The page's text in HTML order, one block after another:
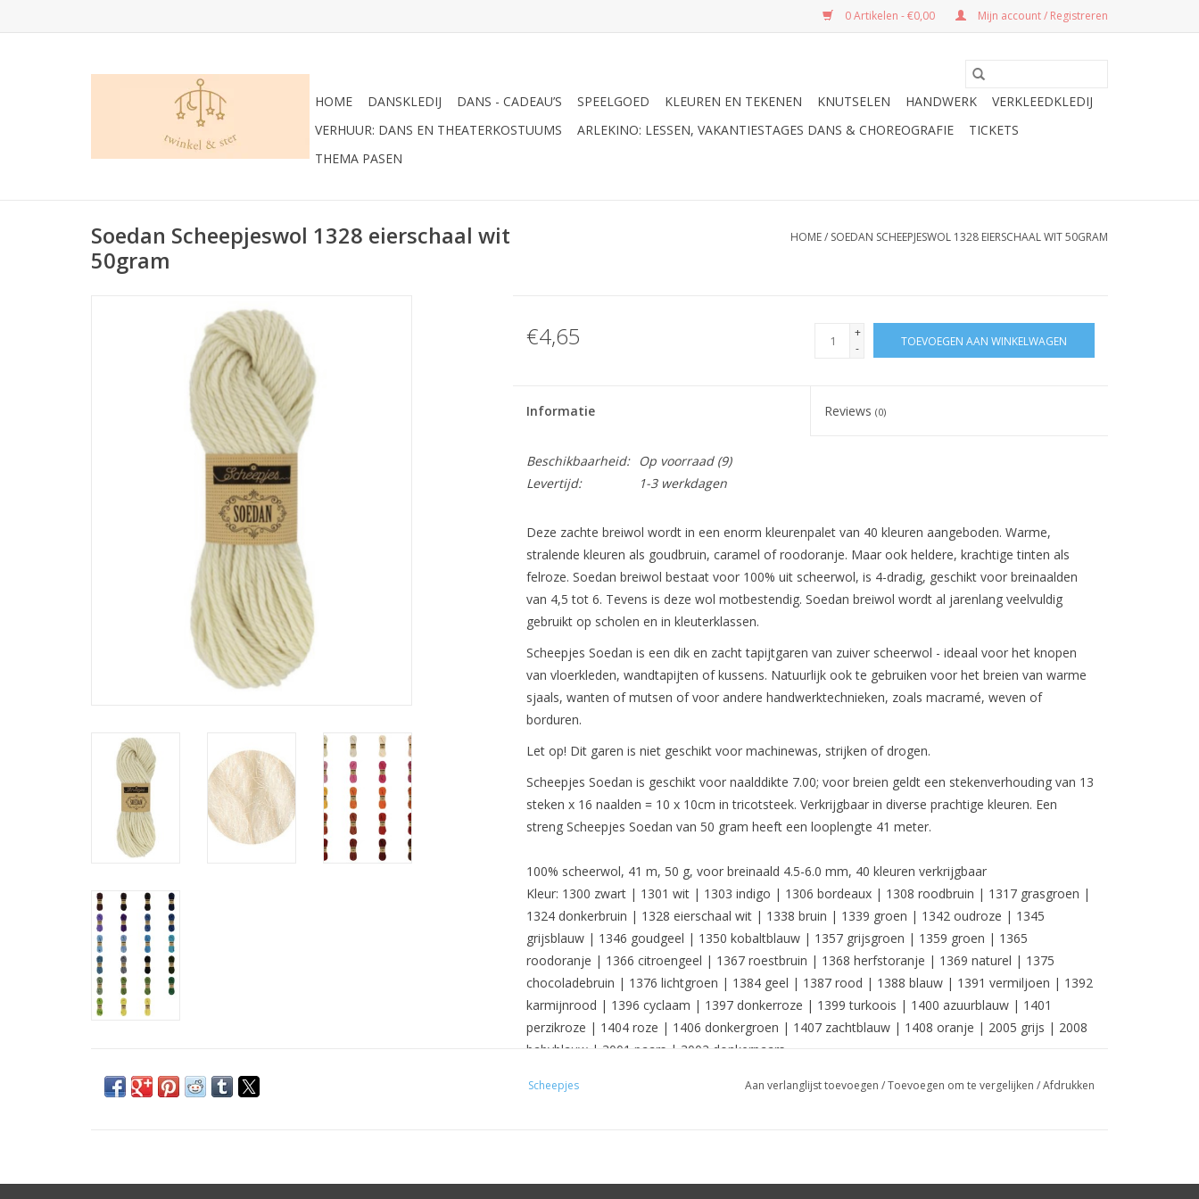
0 Artikelen - €0,00 Mijn account / Registreren
HOME DANSKLEDIJ DANS - CADEAU’S SPEELGOED KLEUREN EN TEKENEN KNUTSELEN HANDWERK
VERKLEEDKLEDIJ
VERHUUR: DANS EN THEATERKOSTUUMS
ARLEKINO: LESSEN, VAKANTIESTAGES DANS & CHOREOGRAFIE
TICKETS
THEMA PASEN
Soedan Scheepjeswol 1328 eierschaal wit
50gram
HOME/ SOEDAN SCHEEPJESWOL 1328 EIERSCHAAL WIT 50GRAM
€4,65
+
-
TOEVOEGEN AAN WINKELWAGEN
Informatie Reviews(0)
Beschikbaarheid: Op voorraad(9)
Levertijd:
1-3 werkdagen
Deze zachte breiwol wordt in een enorm kleurenpalet van 40 kleuren aangeboden. Warme,
stralende kleuren als goudbruin, caramel of roodoranje. Maar ook heldere, krachtige tinten als
felroze. Soedan breiwol bestaat voor 100% uit scheerwol, is 4-dradig, geschikt voor breinaalden
van 4,5 tot 6. Tevens is deze wol motbestendig. Soedan breiwol wordt al jarenlang veelvuldig
gebruikt op scholen en in kleuterklassen.
Scheepjes Soedan is een dik en zacht tapijtgaren van zuiver scheerwol - ideaal voor het knopen
van vloerkleden, wandtapijten of kussens. Natuurlijk ook te gebruiken voor het breien van warme
sjaals, wanten of mutsen of voor andere handwerktechnieken, zoals macramé, weven of
borduren.
Let op! Dit garen is niet geschikt voor machinewas, strijken of drogen.
Scheepjes Soedan is geschikt voor naalddikte 7.00; voor breien geldt een stekenverhouding van 13
steken x 16 naalden = 10 x 10cm in tricotsteek. Verkrijgbaar in diverse prachtige kleuren. Een
streng Scheepjes Soedan van 50 gram heeft een looplengte 41 meter.
100% scheerwol, 41 m, 50 g, voor breinaald 4.5-6.0 mm, 40 kleuren verkrijgbaar
Kleur: 1300 zwart | 1301 wit | 1303 indigo | 1306 bordeaux | 1308 roodbruin | 1317 grasgroen |
1324 donkerbruin | 1328 eierschaal wit | 1338 bruin | 1339 groen | 1342 oudroze | 1345
grijsblauw | 1346 goudgeel | 1350 kobaltblauw | 1357 grijsgroen | 1359 groen | 1365
roodoranje | 1366 citroengeel | 1367 roestbruin | 1368 herfstoranje | 1369 naturel | 1375
chocoladebruin | 1376 lichtgroen | 1384 geel | 1387 rood | 1388 blauw | 1391 vermiljoen | 1392
karmijnrood | 1396 cyclaam | 1397 donkerroze | 1399 turkoois | 1400 azuurblauw | 1401
perzikroze | 1404 roze | 1406 donkergroen | 1407 zachtblauw | 1408 oranje | 2005 grijs | 2008
babyblauw | 3001 paars | 3002 donkerpaars
Scheepjes Aan verlanglijst toevoegen /Toevoegen om te vergelijken /Afdrukken